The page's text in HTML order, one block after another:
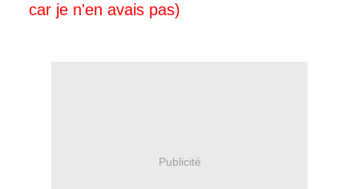
car je n'en avais pas)
Publicité